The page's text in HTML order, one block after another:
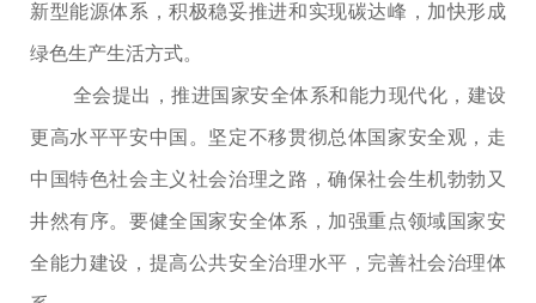
新型能源体系，积极稳妥推进和实现碳达峰，加快形成
绿色生产生活方式。
全会提出，推进国家安全体系和能力现代化，建设
更高水平平安中国。坚定不移贯彻总体国家安全观，走
中国特色社会主义社会治理之路，确保社会生机勃勃又
井然有序。要健全国家安全体系，加强重点领域国家安
全能力建设，提高公共安全治理水平，完善社会治理体